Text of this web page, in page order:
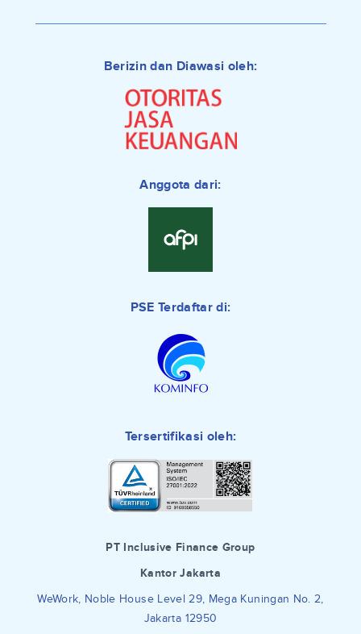
Berizin dan Diawasi oleh:
Anggota dari:
PSE Terdaftar di:
Tersertifikasi oleh:
PT Inclusive Finance Group
Kantor Jakarta
WeWork, Noble House Level 29, Mega Kuningan No. 2,
Jakarta 12950